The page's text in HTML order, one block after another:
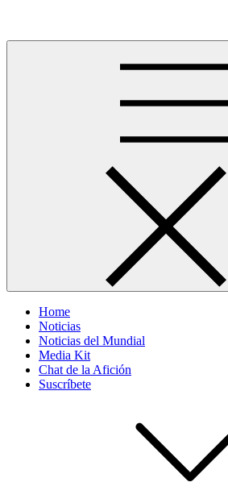
Home
Noticias
Noticias del Mundial
Media Kit
Chat de la Afición
Suscríbete